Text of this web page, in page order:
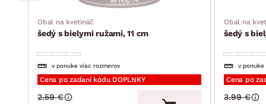
Obal na kvetináč
šedý s bielymi ružami, 11 cm
v ponuke viac rozmerov
Cena po zadaní kódu DOPLNKY
2.59 €
Obal na
šedý s
v ponuke
Cena po
3.99 €